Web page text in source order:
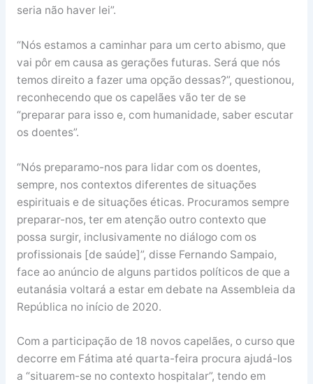
seria não haver lei”.
“Nós estamos a caminhar para um certo abismo, que
vai pôr em causa as gerações futuras. Será que nós
temos direito a fazer uma opção dessas?”, questionou,
reconhecendo que os capelães vão ter de se
“preparar para isso e, com humanidade, saber escutar
os doentes”.
“Nós preparamo-nos para lidar com os doentes,
sempre, nos contextos diferentes de situações
espirituais e de situações éticas. Procuramos sempre
preparar-nos, ter em atenção outro contexto que
possa surgir, inclusivamente no diálogo com os
profissionais [de saúde]”, disse Fernando Sampaio,
face ao anúncio de alguns partidos políticos de que a
eutanásia voltará a estar em debate na Assembleia da
República no início de 2020.
Com a participação de 18 novos capelães, o curso que
decorre em Fátima até quarta-feira procura ajudá-los
a “situarem-se no contexto hospitalar”, tendo em